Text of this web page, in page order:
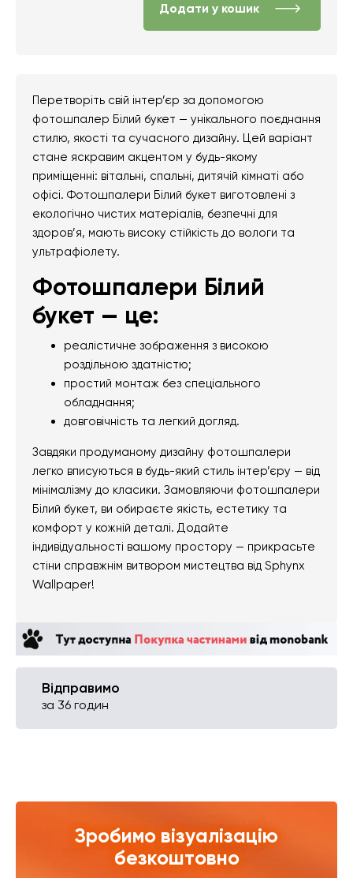
Додати у кошик
Перетворіть свій інтер’єр за допомогою
фотошпалер Білий букет — унікального поєднання
стилю, якості та сучасного дизайну. Цей варіант
стане яскравим акцентом у будь-якому
приміщенні: вітальні, спальні, дитячій кімнаті або
офісі. Фотошпалери Білий букет виготовлені з
екологічно чистих матеріалів, безпечні для
здоров’я, мають високу стійкість до вологи та
ультрафіолету.
Фотошпалери Білий
букет — це:
реалістичне зображення з високою
роздільною здатністю;
простий монтаж без спеціального
обладнання;
довговічність та легкий догляд.
Завдяки продуманому дизайну фотошпалери
легко вписуються в будь-який стиль інтер’єру — від
мінімалізму до класики. Замовляючи фотошпалери
Білий букет, ви обираєте якість, естетику та
комфорт у кожній деталі. Додайте
індивідуальності вашому простору — прикрасьте
стіни справжнім витвором мистецтва від Sphynx
Wallpaper!
Відправимо
за 36 годин
Зробимо візуалізацію
безкоштовно